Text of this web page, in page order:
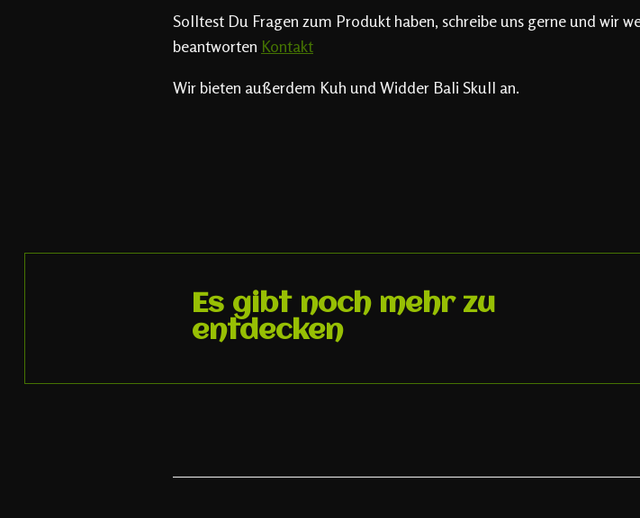
Solltest Du Fragen zum Produkt haben, schreibe uns gerne und wir
beantworten Kontakt
Wir bieten außerdem Kuh und Widder Bali Skull an.
Es gibt noch mehr zu
entdecken